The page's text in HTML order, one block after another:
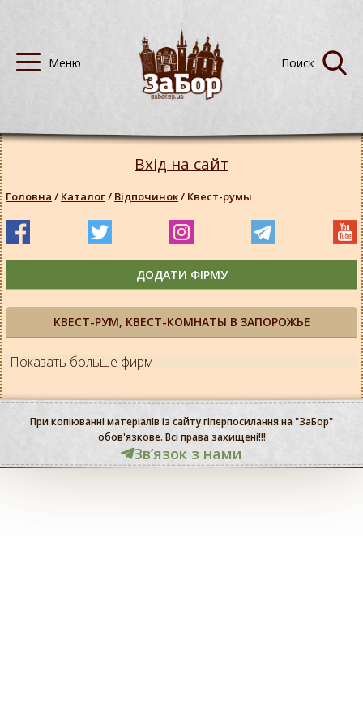
КВЕСТ-РУМ, КВЕСТ-КОМНАТЫ В ЗАПОРОЖЬЕ
Показать больше фирм
Вхід на сайт
Головна / Каталог/ Відпочинок/ Квест-румы
ДОДАТИ ФІРМУ
При копіюванні матеріалів із сайту гіперпосилання на "ЗаБор"
обов'язкове. Всі права захищені!!!
Звʼязок з нами